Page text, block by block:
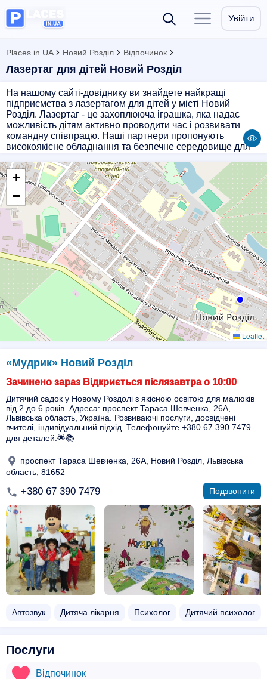
Увійти
Places in UA Новий Розділ Відпочинок
Лазертаг для дітей Новий Розділ
На нашому сайті-довіднику ви знайдете найкращі
підприємства з лазертагом для дітей у місті Новий
Розділ. Лазертаг - це захоплююча іграшка, яка надає
можливість дітям активно проводити час і розвивати
командну співпрацю. Наші партнери пропонують
високоякісне обладнання та безпечне середовище для
гри в лазертаг разом з вашими дітьми. Бронюйте квитки
заздалегідь і насолоджуйтеся активним відпочинком з
нами!
+
−
Leaflet
«Мудрик» Новий Розділ
Зачинено зараз Відкриється післязавтра о 10:00
Дитячий садок у Новому Роздолі з якісною освітою для малюків
від 2 до 6 років. Адреса: проспект Тараса Шевченка, 26А,
Львівська область, Україна. Розвиваючі послуги, досвідчені
вчителі, індивідуальний підхід. Телефонуйте +380 67 390 7479
для деталей.🌟📚
проспект Тараса Шевченка, 26А, Новий Розділ, Львівська
область, 81652
+380 67 390 7479 Подзвонити
Автозвук Дитяча лікарня Психолог Дитячий психолог
Послуги
Відпочинок